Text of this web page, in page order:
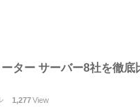
ター サーバー8社を徹底
1,277View